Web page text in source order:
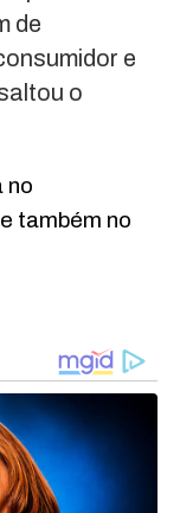
de
e
o
no
também no